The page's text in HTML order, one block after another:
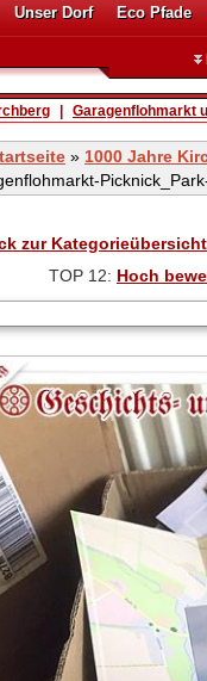
Unser Dorf Eco Pfade
Garagenflohmarkt
» 1000 Jahre
zur Kategorieübersicht
TOP 12: Hoch